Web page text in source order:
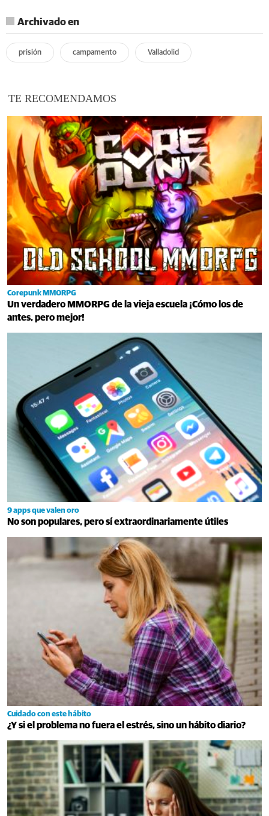
Archivado en
prisión campamento Valladolid
TE RECOMENDAMOS
Corepunk MMORPG
Un verdadero MMORPG de la vieja escuela ¡Cómo los de
antes, pero mejor!
9 apps que valen oro
No son populares, pero sí extraordinariamente útiles
Cuidado con este hábito
¿Y si el problema no fuera el estrés, sino un hábito diario?